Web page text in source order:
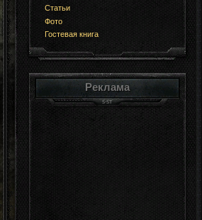
Статьи
Фото
Гостевая книга
Реклама